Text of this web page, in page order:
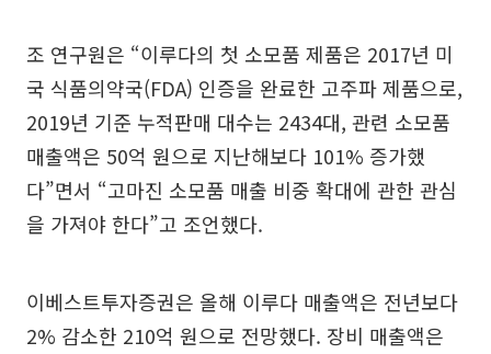
조 연구원은 “이루다의 첫 소모품 제품은 2017년 미
국 식품의약국(FDA) 인증을 완료한 고주파 제품으로,
2019년 기준 누적판매 대수는 2434대, 관련 소모품
매출액은 50억 원으로 지난해보다 101% 증가했
다”면서 “고마진 소모품 매출 비중 확대에 관한 관심
을 가져야 한다”고 조언했다.
이베스트투자증권은 올해 이루다 매출액은 전년보다
2% 감소한 210억 원으로 전망했다. 장비 매출액은